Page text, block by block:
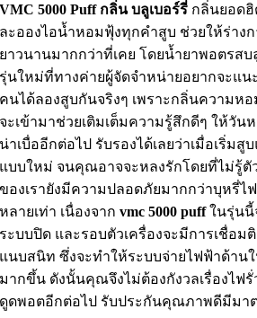
VMC 5000 Puff กลิ่น บลูเบอร์รี่ กลิ่นยอด
ละอองไอน้ำหอมฟุ้งทุกคำสูบ ช่วยให้ร่าง
ยาวนานมากกว่าที่เคย โดยน้ำยาพอตรสบ
รุ่นใหม่ที่ทางค่ายผู้จัดจำหน่ายอยากจะแ
คนได้ลองสูบกันจริงๆ เพราะกลิ่นความห
จะเข้ามาช่วยเติมเต็มความรู้สึกดีๆ ให้วั
น่าเบื่ออีกต่อไป รับรองได้เลยว่าเมื่อเริ่ม
แบบใหม่ จนคุณอาจจะหลงรักโดยที่ไม่รู้ตั
ของเรายังมีความปลอดภัยมากกว่าบุหรี่ไ
หลายเท่า เนื่องจากvmc 5000 puff ในรุ่นนี้
ระบบปิด และรอบตัวเครื่องจะมีการเชื่อม
แนบสนิท ซึ่งจะทำให้ระบบจ่ายไฟฟ้าด้าน
มากขึ้น ดังนั้นคุณจึงไม่ต้องกังวลเรื่องไฟ
ดูดพอตอีกต่อไป รับประกันคุณภาพดีมีมา